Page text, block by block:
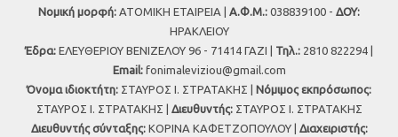
Νομική μορφή: ΑΤΟΜΙΚΗ ΕΤΑΙΡΕΙΑ | Α.Φ.Μ.: 038839100 - ΔΟΥ:
ΗΡΑΚΛΕΙΟΥ
Έδρα: ΕΛΕΥΘΕΡΙΟΥ ΒΕΝΙΖΕΛΟΥ 96 - 71414 ΓΑΖΙ | Τηλ.: 2810 822294 |
Εmail: fonimaleviziou@gmail.com
Όνομα ιδιοκτήτη: ΣΤΑΥΡΟΣ Ι. ΣΤΡΑΤΑΚΗΣ | Νόμιμος εκπρόσωπος:
ΣΤΑΥΡΟΣ Ι. ΣΤΡΑΤΑΚΗΣ | Διευθυντής:ΣΤΑΥΡΟΣ Ι. ΣΤΡΑΤΑΚΗΣ
Διευθυντής σύνταξης:ΚΟΡΙΝΑ ΚΑΦΕΤΖΟΠΟΥΛΟΥ | Διαχειριστής: